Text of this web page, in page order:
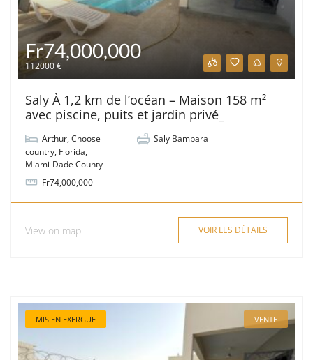
Fr74,000,000
112000 €
Saly À 1,2 km de l’océan – Maison 158 m²
avec piscine, puits et jardin privé_
Arthur, Choose
country, Florida,
Miami-Dade County
Saly Bambara
Fr74,000,000
View on map VOIR LES DÉTAILS
MIS EN EXERGUE VENTE